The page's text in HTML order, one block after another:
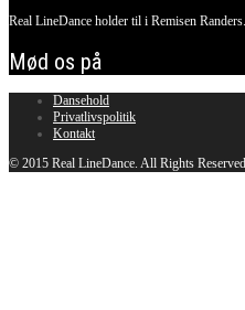
Real LineDance holder til i Remisen
Mød os på
Dansehold
Privatlivspolitik
Kontakt
© 2015 Real LineDance. All Rights